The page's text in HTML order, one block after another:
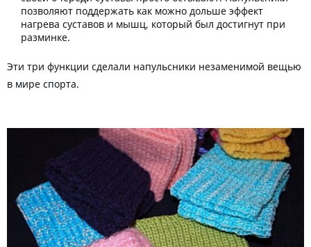
позволяют поддержать как можно дольше эффект
нагрева суставов и мышц, который был достигнут при
разминке.
Эти три функции сделали напульсники незаменимой вещью
в мире спорта.